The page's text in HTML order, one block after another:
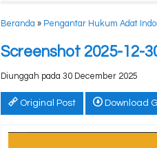
Beranda » Pengantar Hukum Adat
Screenshot 2025-12-
Diunggah pada 30 December 2025
Original Post Download